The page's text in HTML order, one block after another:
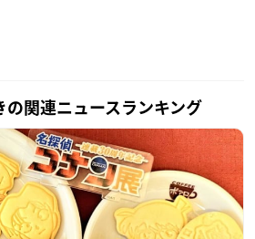
の関連ニュースランキング